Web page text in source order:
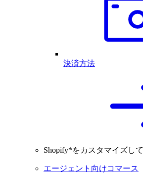
決済方法
Shopify*をカスタマイズし
エージェント向けコマース